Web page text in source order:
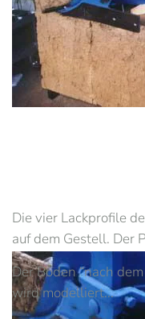
Die vier Lackprofile
auf dem Gestell. Der
Der Boden “nach
wird modelliert...